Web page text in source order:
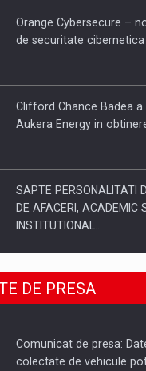
PUTTING ROMANIAN
Orange Cybersecure –
de securitate cibernetica
Clifford Chance Badea
Aukera Energy in
SAPTE PERSONALITATI
DE AFACERI, ACADEMIC
INSTITUTIONAL…
SYCLEF isi
Romania printr-o a doua…
Fondul de investitii
DE PRESA
Comunicat de presa:
colectate de vehicule pot